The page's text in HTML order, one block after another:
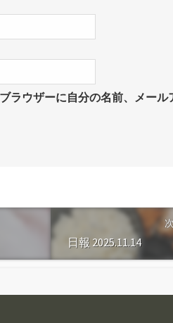
ラウザーに自分の名前、メール
日報 2025.11.14